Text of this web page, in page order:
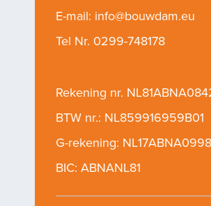
E-mail: info@bouwdam.eu
Tel Nr. 0299-748178
Rekening nr.
BTW nr.: NL859916959B01
G-rekening:
BIC: ABNANL81